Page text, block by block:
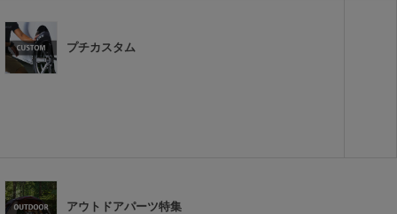
プチカスタム
アウトドアパーツ特集